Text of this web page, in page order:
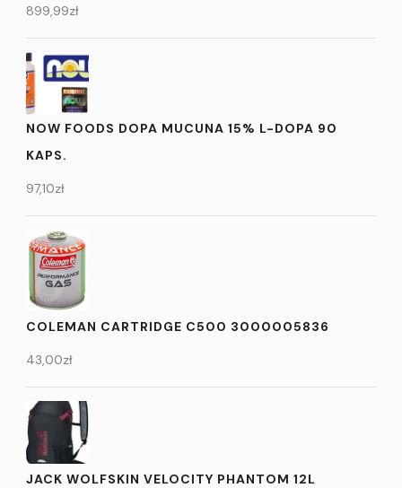
899,99zł
NOW FOODS DOPA MUCUNA 15% L-DOPA 90
KAPS.
97,10zł
COLEMAN CARTRIDGE C500 3000005836
43,00zł
JACK WOLFSKIN VELOCITY PHANTOM 12L